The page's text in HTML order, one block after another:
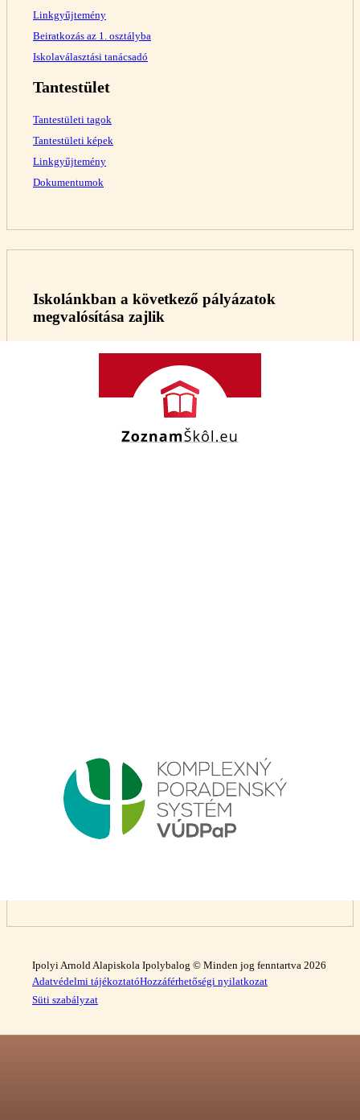
Linkgyűjtemény
Beiratkozás az 1. osztályba
Iskolaválasztási tanácsadó
Tantestület
Tantestületi tagok
Tantestületi képek
Linkgyűjtemény
Dokumentumok
Iskolánkban a következő pályázatok
megvalósítása zajlik
Ipolyi Arnold Alapiskola Ipolybalog © Minden jog fenntartva 2026
Adatvédelmi tájékoztatóHozzáférhetőségi nyilatkozat
Süti szabályzat